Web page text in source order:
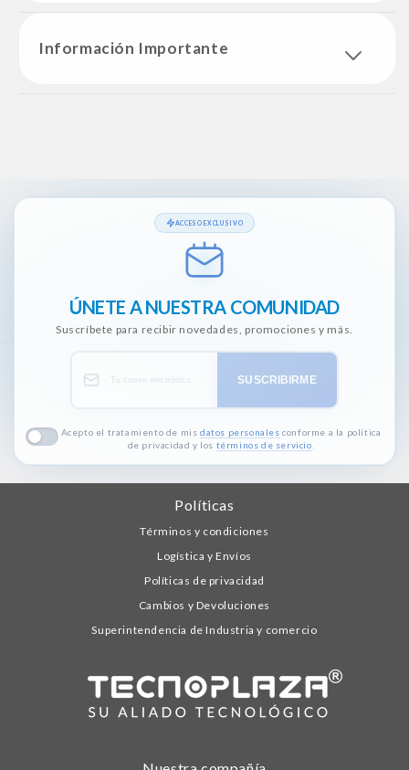
Información Importante
ACCESO EXCLUSIVO
ÚNETE A NUESTRA COMUNIDAD
Suscríbete para recibir novedades, promociones y más.
SUSCRIBIRME
Acepto el tratamiento de mis datos personales conforme a la política
de privacidad y los términos de servicio
Políticas
Términos y condiciones
Logística y Envíos
Políticas de privacidad
Cambios y Devoluciones
Superintendencia de Industria y comercio